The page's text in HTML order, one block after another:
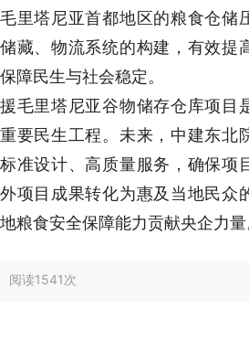
毛里塔尼亚首都地区的粮食仓储
储藏、物流系统的构建，有效提
保障民生与社会稳定。
援毛里塔尼亚谷物储存仓库项目
重要民生工程。未来，中建东北
标准设计、高质量服务，确保项
外项目成果转化为惠及当地民众
地粮食安全保障能力贡献央企力量
阅读1541次